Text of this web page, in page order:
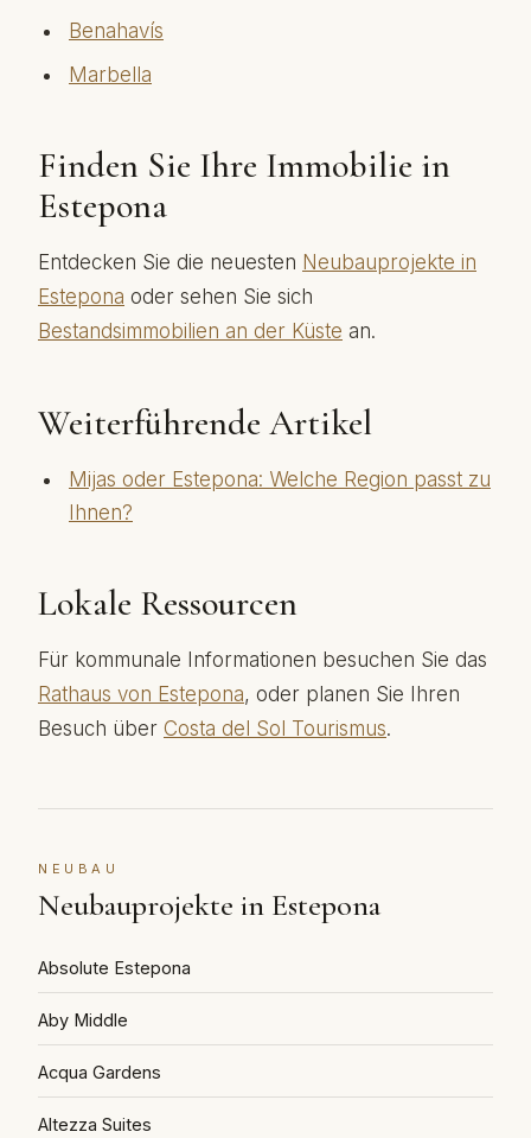
Benahavís
Marbella
Finden Sie Ihre Immobilie in
Estepona
Entdecken Sie die neuesten Neubauprojekte in
Estepona oder sehen Sie sich
Bestandsimmobilien an der Küste an.
Weiterführende Artikel
Mijas oder Estepona: Welche Region passt zu
Ihnen?
Lokale Ressourcen
Für kommunale Informationen besuchen Sie das
Rathaus von Estepona, oder planen Sie Ihren
Besuch über Costa del Sol Tourismus.
NEUBAU
Neubauprojekte in Estepona
Absolute Estepona
Aby Middle
Acqua Gardens
Altezza Suites